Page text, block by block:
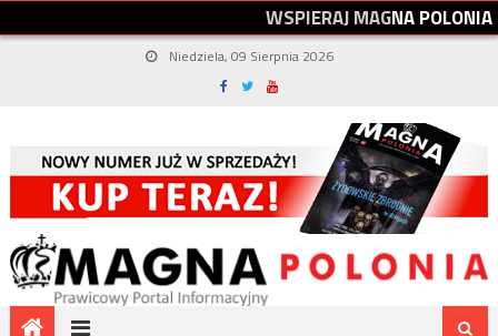
WSPIERAJMAGNAPOLONIA
Niedziela, 09 Sierpnia 2026